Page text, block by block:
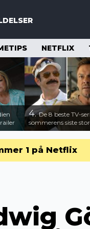
NETFLIX
4.De 8 beste TV-
sommerens siste
1 på Netflix